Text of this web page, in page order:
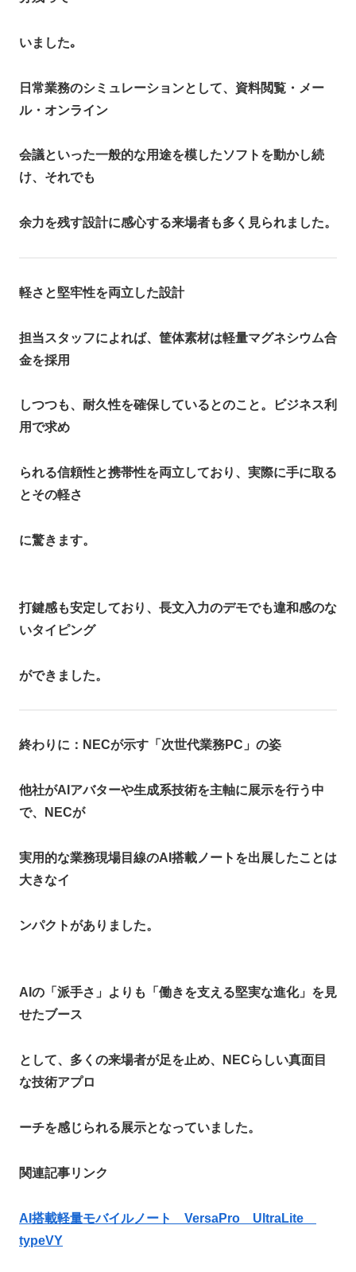
いました｡
日常業務のシミュレーションとして、資料閲覧・メー
ル・オンライン
会議といった一般的な用途を模したソフトを動かし続
け、それでも
余力を残す設計に感心する来場者も多く見られました。
軽さと堅牢性を両立した設計
担当スタッフによれば、筐体素材は軽量マグネシウム合
金を採用
しつつも、耐久性を確保しているとのこと。ビジネス利
用で求め
られる信頼性と携帯性を両立しており、実際に手に取る
とその軽さ
に驚きます。
打鍵感も安定しており、長文入力のデモでも違和感のな
いタイピング
ができました。
終わりに：NECが示す「次世代業務PC」の姿
他社がAIアバターや生成系技術を主軸に展示を行う中
で、NECが
実用的な業務現場目線のAI搭載ノートを出展したことは
大きなイ
ンパクトがありました。
AIの「派手さ」よりも「働きを支える堅実な進化」を見
せたブース
として、多くの来場者が足を止め、NECらしい真面目
な技術アプロ
ーチを感じられる展示となっていました。
関連記事リンク
AI搭載軽量モバイルノート VersaPro
UltraLite
typeVY